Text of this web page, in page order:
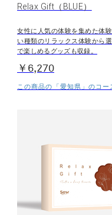
Relax Gift（BLUE）
女性に人気の体験を集めた体
い種類のリラックス体験から
で楽しめるグッズも収録。
￥6,270
この商品の「愛知県」のコ